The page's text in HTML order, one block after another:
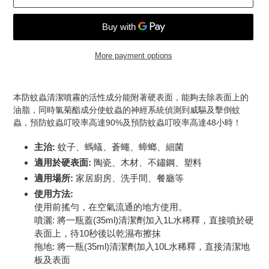
More payment options
產
品
加
入
Adding
product
本防蚊蟲清潔噴霧的活性成分能附著硬表面，能夠去除表面上的
油脂，同時氯菊酯成分使蚊蟲的神經系統偵測到威驅及擊倒蚊
蟲，預防蚊蟲叮咬率高達90%及預防蚊蟲叮咬率高達48小時！
主治: 蚊子、螞蟻、蒼蠅、蟑螂、細菌
適用於硬表面: 陶瓷、木材、不鏽鋼、塑料
適用場所: 家居廚房、洗手間、餐廳等
使用方法:
使用前搖勻，在空氣流通的地方使用。
噴灑: 將一瓶蓋(35ml)清潔劑加入1L水稀釋，直接噴於硬
表面上，待10秒後以乾濕布擦抹
拖地: 將一瓶(35ml)清潔劑加入10L水稀釋，直接清潔地
板及表面